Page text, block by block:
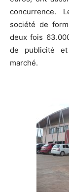
concurrence.
société de
deux fois
de publicité et
marché.